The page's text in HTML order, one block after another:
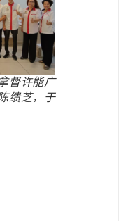
督许能广
缋芝，于